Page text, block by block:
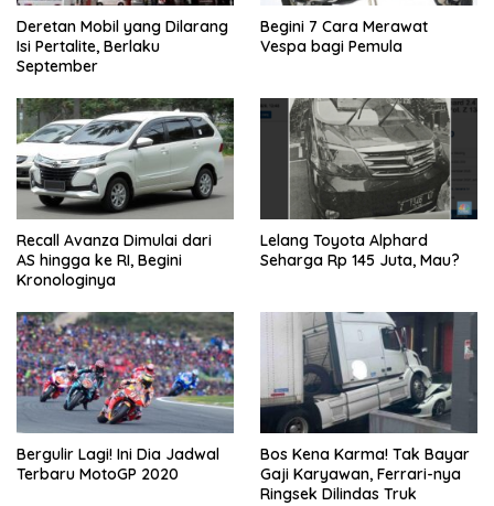
Deretan Mobil yang Dilarang
Isi Pertalite, Berlaku
September
Begini 7 Cara Merawat
Vespa bagi Pemula
Recall Avanza Dimulai dari
AS hingga ke RI, Begini
Kronologinya
Lelang Toyota Alphard
Seharga Rp 145 Juta, Mau?
Bergulir Lagi! Ini Dia Jadwal
Terbaru MotoGP 2020
Bos Kena Karma! Tak Bayar
Gaji Karyawan, Ferrari-nya
Ringsek Dilindas Truk